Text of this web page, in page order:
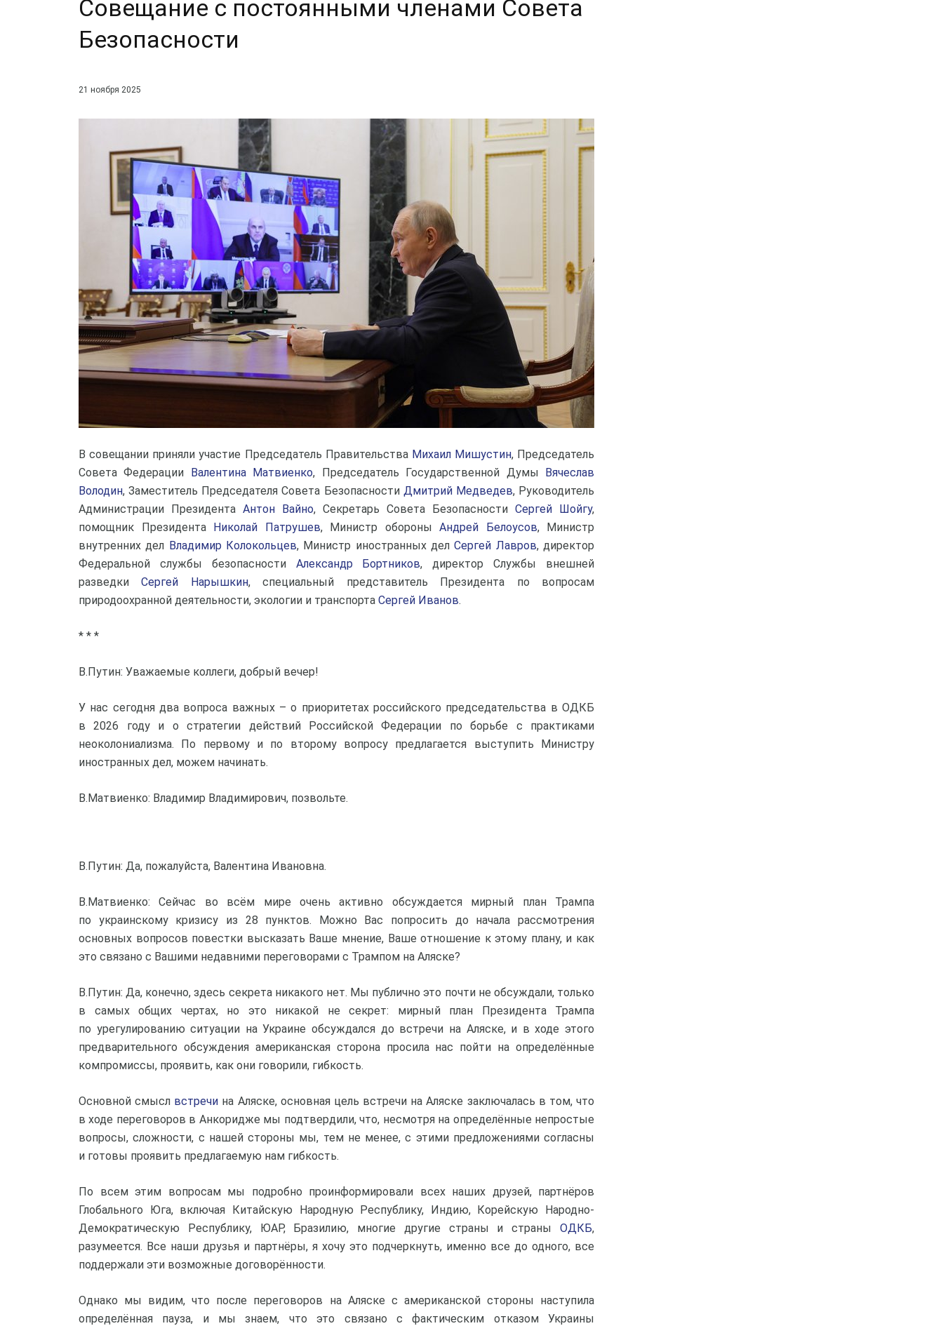
Совещание с постоянными членами Совета
Безопасности
21 ноября 2025
В совещании приняли участие Председатель Правительства Михаил Мишустин, Председатель
Совета Федерации
Валентина Матвиенко, Председатель Государственной Думы
Вячеслав
Володин, Заместитель Председателя Совета Безопасности Дмитрий Медведев, Руководитель
Администрации Президента Антон Вайно, Секретарь Совета Безопасности Сергей Шойгу,
помощник Президента
Николай Патрушев, Министр обороны Андрей Белоусов, Министр
внутренних дел Владимир Колокольцев, Министр иностранных делСергей Лавров, директор
Федеральной службы безопасности Александр Бортников, директор Службы внешней
разведкиСергей Нарышкин, специальный представитель Президента по вопросам
природоохранной деятельности, экологии и транспорта Сергей Иванов.
* * *
В.Путин: Уважаемые коллеги, добрый вечер!
У нас сегодня два вопроса важных – о приоритетах российского председательства в ОДКБ
в 2026 году и о стратегии действий Российской Федерации по борьбе с практиками
неоколониализма. По первому и по второму вопросу предлагается выступить Министру
иностранных дел, можем начинать.
В.Матвиенко: Владимир Владимирович, позвольте.
В.Путин: Да, пожалуйста, Валентина Ивановна.
В.Матвиенко: Сейчас во всём мире очень активно обсуждается мирный план Трампа
по украинскому кризису из 28 пунктов. Можно Вас попросить до начала рассмотрения
основных вопросов повестки высказать Ваше мнение, Ваше отношение к этому плану, и как
это связано с Вашими недавними переговорами с Трампом на Аляске?
В.Путин: Да, конечно, здесь секрета никакого нет. Мы публично это почти не обсуждали, только
в самых общих чертах, но это никакой не секрет: мирный план Президента Трампа
по урегулированию ситуации на Украине обсуждался до встречи на Аляске, и в ходе этого
предварительного обсуждения американская сторона просила нас пойти на определённые
компромиссы, проявить, как они говорили, гибкость.
Основной смысл встречи на Аляске, основная цель встречи на Аляске заключалась в том, что
в ходе переговоров в Анкоридже мы подтвердили, что, несмотря на определённые непростые
вопросы, сложности, с нашей стороны мы, тем не менее, с этими предложениями согласны
и готовы проявить предлагаемую нам гибкость.
По всем этим вопросам мы подробно проинформировали всех наших друзей, партнёров
Глобального Юга, включая Китайскую Народную Республику, Индию, Корейскую Народно-
Демократическую Республику, ЮАР, Бразилию, многие другие страны и страны ОДКБ,
разумеется. Все наши друзья и партнёры, я хочу это подчеркнуть, именно все до одного, все
поддержали эти возможные договорённости.
Однако мы видим, что после переговоров на Аляске с американской стороны наступила
определённая пауза, и мы знаем, что это связано с фактическим отказом Украины